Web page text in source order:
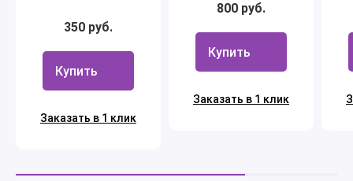
350 руб.
Купить
Заказать в 1 клик
800 руб.
Купить
Заказать в 1 клик